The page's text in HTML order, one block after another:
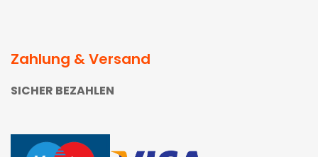
Zahlung & Versand
SICHER BEZAHLEN